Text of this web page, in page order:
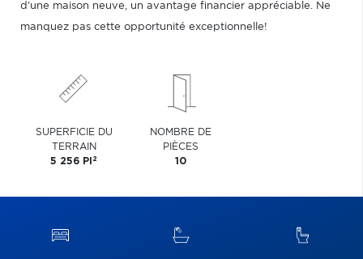
d'une maison neuve, un avantage financier appréciable. Ne
manquez pas cette opportunité exceptionnelle!
SUPERFICIE DU
TERRAIN
5 256 PI 2
NOMBRE DE
PIÈCES
10